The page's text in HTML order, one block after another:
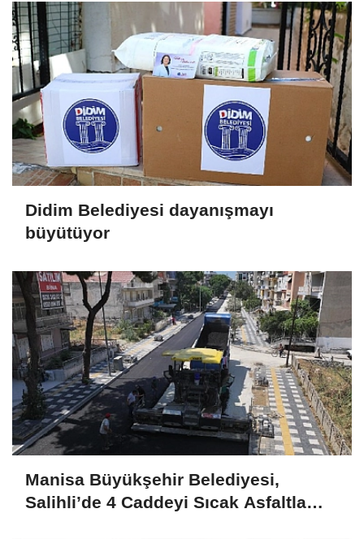
Didim Belediyesi dayanışmayı
büyütüyor
Manisa Büyükşehir Belediyesi,
Salihli’de 4 Caddeyi Sıcak Asfaltla